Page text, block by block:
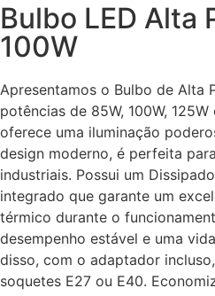
Bulbo LED Alta
100W
Apresentamos o Bulbo de Alta
potências de 85W, 100W, 125W
oferece uma iluminação
design moderno, é perfeita
industriais. Possui um
integrado que garante um
térmico durante o
desempenho estável e uma
disso, com o adaptador
soquetes E27 ou E40.